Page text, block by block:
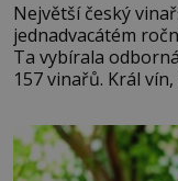
Největší český
jednadvacátém
Ta vybírala
157 vinařů.